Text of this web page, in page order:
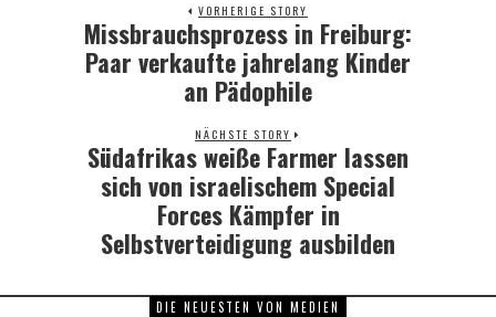
VORHERIGE STORY
Previous
post:
Missbrauchsprozess in Freiburg:
Paar verkaufte jahrelang Kinder
an Pädophile
NÄCHSTE STORY
Next
post:
Südafrikas weiße Farmer lassen
sich von israelischem Special
Forces Kämpfer in
Selbstverteidigung ausbilden
DIE NEUESTEN VON MEDIEN